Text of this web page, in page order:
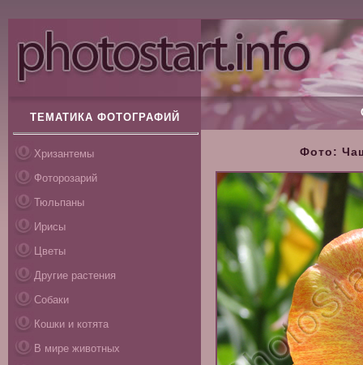
ТЕМАТИКА ФОТОГРАФИЙ
Хризантемы
Фоторозарий
Тюльпаны
Ирисы
Цветы
Другие растения
Собаки
Кошки и котята
В мире животных
Фото: